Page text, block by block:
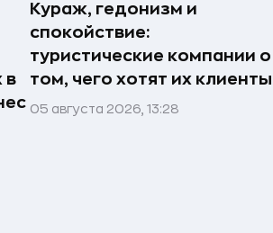
в
Кураж, гедонизм и
спокойствие:
туристические компании о
том, чего хотят их клиенты
05 августа 2026, 13:28